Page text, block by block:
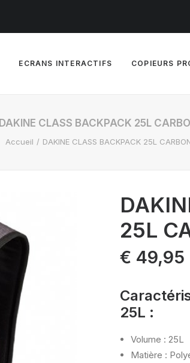
ECRANS INTERACTIFS COPIEURS
DAKINE CLASS BACKPACK 25L
Accueil DAKINE CLASS BACKPACK 25L
25L
€ 49,95
25L :
Volume : 25L
Matière :